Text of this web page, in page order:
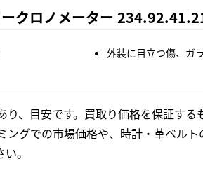
クロノメーター
外装に目立つ傷、ガ
、目安です。買取り価格を保証する
グでの市場価格や、時計・革ベル
。